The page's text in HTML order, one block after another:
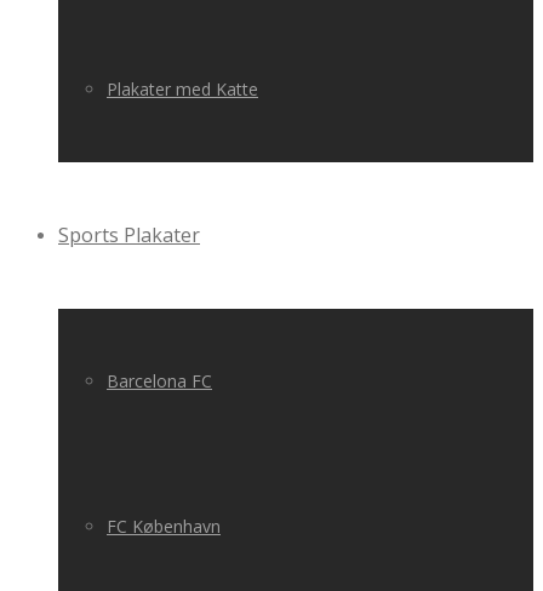
Plakater med Katte
Sports Plakater
Barcelona FC
FC København